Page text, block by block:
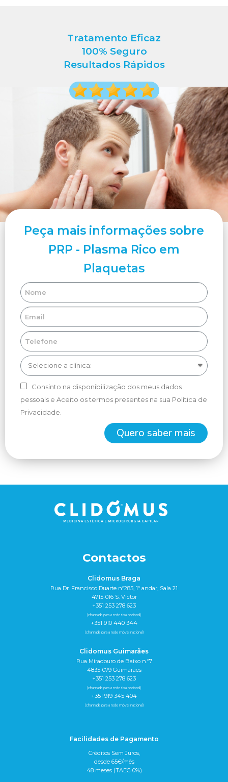
Tratamento Eficaz
100% Seguro
Resultados Rápidos
Peça mais informações sobre
PRP - Plasma Rico em
Plaquetas
Consinto na disponibilização dos meus dados
pessoais e Aceito os termos presentes na sua Política de
Privacidade.
Quero saber mais
Contactos
Clidomus Braga
Rua Dr. Francisco Duarte nº285, 1º andar, Sala 21
4715-016 S. Victor
+351 253 278 623
(chamada para a rede fixa nacional)
+351 910 440 344
(chamada para a rede móvel nacional)
Clidomus Guimarães
Rua Miradouro de Baixo n.º7
4835-079 Guimarães
+351 253 278 623
(chamada para a rede fixa nacional)
+351 919 345 404
(chamada para a rede móvel nacional)
Facilidades de Pagamento
Créditos Sem Juros,
desde 65€/mês
48 meses (TAEG 0%)